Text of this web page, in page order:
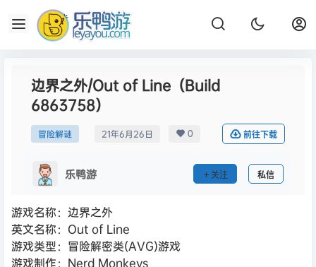
边界之外/Out of Line（Build
6863758）
冒险解谜 21年6月26日 0 前往下载
乐鸭游 关注 私信
游戏名称：边界之外
英文名称：Out of Line
游戏类型：冒险解密类(AVG)游戏
游戏制作：Nerd Monkeys